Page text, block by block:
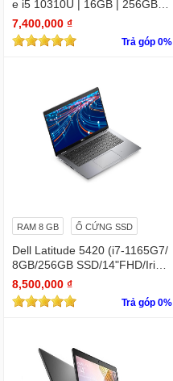
e i5 10310U | 16GB | 256GB | I
ntel UHD | 13.3 FHD
7,400,000 ₫
Trả góp 0%
RAM 8 GB Ổ CỨNG SSD
Dell Latitude 5420 (i7-1165G7/
8GB/256GB SSD/14"FHD/Iris X
e Graphics/Win11Pro)
8,500,000 ₫
Trả góp 0%